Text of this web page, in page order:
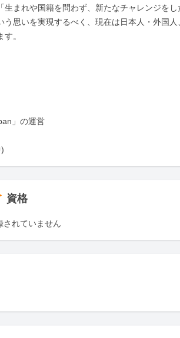
まれや国籍を問わず、新たなチャレンジをし
思いを実現するべく、現在は日本人・外国人
。
」の運営
資格
されていません